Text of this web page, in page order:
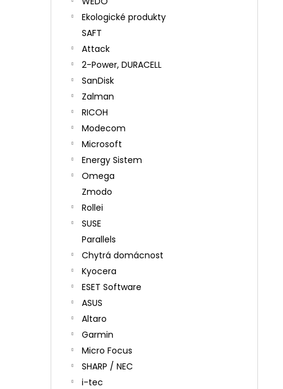
Ekologické produkty
SAFT
Attack
2-Power, DURACELL
SanDisk
Zalman
RICOH
Modecom
Microsoft
Energy Sistem
Omega
Zmodo
Rollei
SUSE
Parallels
Chytrá domácnost
Kyocera
ESET Software
ASUS
Altaro
Garmin
Micro Focus
SHARP / NEC
i-tec